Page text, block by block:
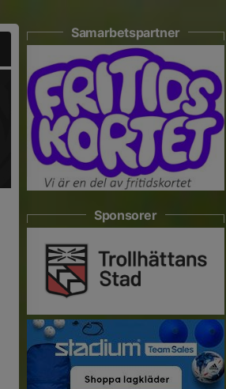
Samarbetspartner
Sponsorer